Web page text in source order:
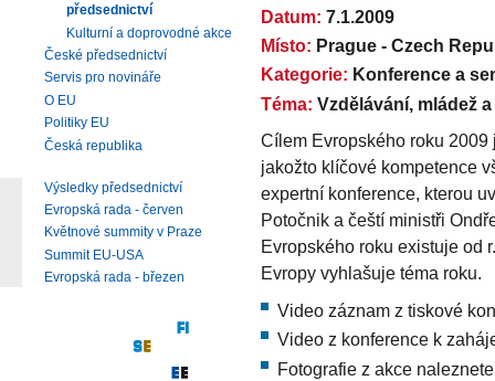
Datum: 7.1.2009
Místo: Prague - Czech
Kategorie: Konference a
Téma: Vzdělávání, mládež
Cílem Evropského roku
jakožto klíčové kompetence
expertní konference, kterou
Potočnik a čeští ministři
Evropského roku existuje od
Evropy vyhlašuje téma roku.
Video záznam z tiskové
Video z konference k
Fotografie z akce
předsednictví
Kulturní a doprovodné akce
České předsednictví
Servis pro novináře
O EU
Politiky EU
Česká republika
Výsledky předsednictví
Evropská rada - červen
Květnové summity v Praze
Summit EU-USA
Evropská rada - březen